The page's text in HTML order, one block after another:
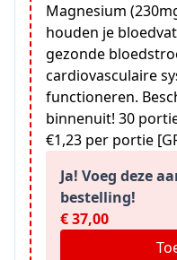
Magnesium
houden je
gezonde
cardiovasculaire
functioneren.
binnenuit! 30
€1,23 per portie
Ja! Voeg deze
bestelling!
€ 37,00